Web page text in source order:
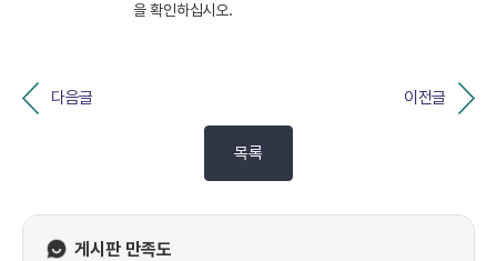
을 확인하십시오.
다음글 이전글
목록
게시판 만족도